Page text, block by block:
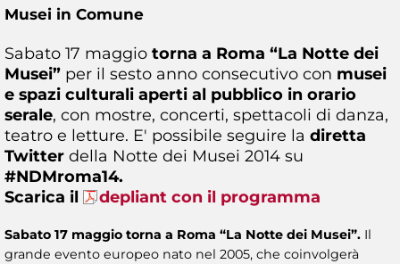
Musei in Comune
Sabato 17 maggio torna a Roma “La Notte dei
Musei” per il sesto anno consecutivo con musei
e spazi culturali aperti al pubblico in orario
serale, con mostre, concerti, spettacoli di danza,
teatro e letture. E' possibile seguire la diretta
Twitter della Notte dei Musei 2014 su
#NDMroma14.
Scarica il
depliant con il programma
Sabato 17 maggio torna a Roma “La Notte dei Musei”. Il
grande evento europeo nato nel 2005, che coinvolgerà